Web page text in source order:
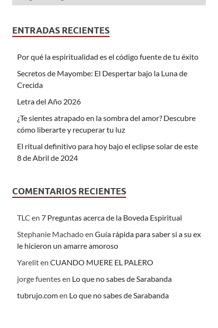
ENTRADAS RECIENTES
Por qué la espiritualidad es el código fuente de tu éxito
Secretos de Mayombe: El Despertar bajo la Luna de
Crecida
Letra del Año 2026
¿Te sientes atrapado en la sombra del amor? Descubre
cómo liberarte y recuperar tu luz
El ritual definitivo para hoy bajo el eclipse solar de este
8 de Abril de 2024
COMENTARIOS RECIENTES
TLC en 7 Preguntas acerca de la Boveda Espiritual
Stephanie Machadoen Guía rápida para saber si a su ex
le hicieron un amarre amoroso
Yareliten CUANDO MUERE EL PALERO
jorge fuentesen Lo que no sabes de Sarabanda
tubrujo.comen Lo que no sabes de Sarabanda